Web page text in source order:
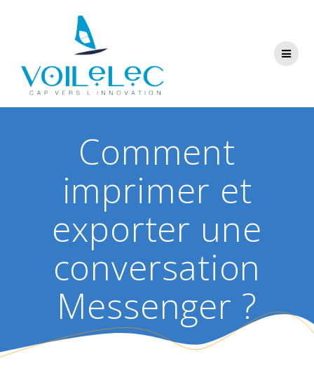
Comment
imprimer et
exporter une
conversation
Messenger ?